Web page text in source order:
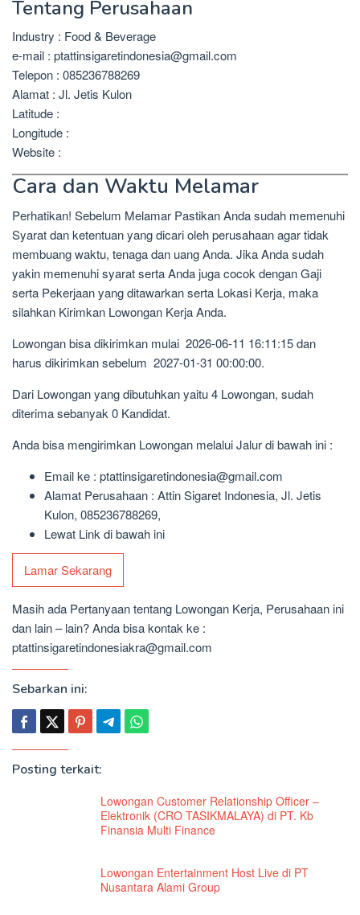
Tentang Perusahaan
Industry : Food & Beverage
e-mail : ptattinsigaretindonesia@gmail.com
Telepon : 085236788269
Alamat : Jl. Jetis Kulon
Latitude :
Longitude :
Website :
Cara dan Waktu Melamar
Perhatikan! Sebelum Melamar Pastikan Anda sudah memenuhi
Syarat dan ketentuan yang dicari oleh perusahaan agar tidak
membuang waktu, tenaga dan uang Anda. Jika Anda sudah
yakin memenuhi syarat serta Anda juga cocok dengan Gaji
serta Pekerjaan yang ditawarkan serta Lokasi Kerja, maka
silahkan Kirimkan Lowongan Kerja Anda.
Lowongan bisa dikirimkan mulai 2026-06-11 16:11:15 dan
harus dikirimkan sebelum 2027-01-31 00:00:00.
Dari Lowongan yang dibutuhkan yaitu 4 Lowongan, sudah
diterima sebanyak 0 Kandidat.
Anda bisa mengirimkan Lowongan melalui Jalur di bawah ini :
Email ke : ptattinsigaretindonesia@gmail.com
Alamat Perusahaan : Attin Sigaret Indonesia, Jl. Jetis
Kulon, 085236788269,
Lewat Link di bawah ini
Lamar Sekarang
Masih ada Pertanyaan tentang Lowongan Kerja, Perusahaan ini
dan lain – lain? Anda bisa kontak ke :
ptattinsigaretindonesiakra@gmail.com
Sebarkan ini:
Posting terkait:
Lowongan Customer Relationship Officer –
Elektronik (CRO TASIKMALAYA) di PT. Kb
Finansia Multi Finance
Lowongan Entertainment Host Live di PT
Nusantara Alami Group